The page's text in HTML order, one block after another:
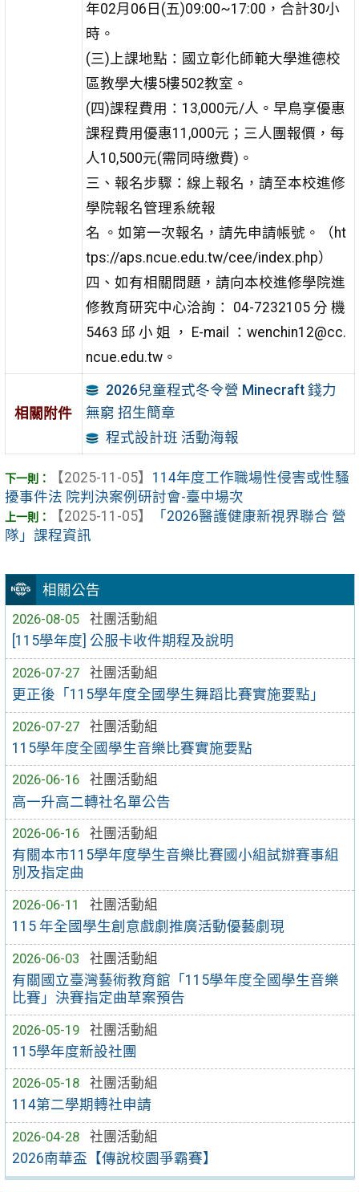
相關公告
2026-08-05
社團活動組
[115學年度] 公服卡收件期程及說明
2026-07-27
社團活動組
更正後「115學年度全國學生舞蹈比賽實施要點」
2026-07-27
社團活動組
115學年度全國學生音樂比賽實施要點
2026-06-16
社團活動組
高一升高二轉社名單公告
2026-06-16
社團活動組
有關本市115學年度學生音樂比賽國小組試辦賽事組
別及指定曲
2026-06-11
社團活動組
115 年全國學生創意戲劇推廣活動優藝劇現
2026-06-03
社團活動組
有關國立臺灣藝術教育館「115學年度全國學生音樂
比賽」決賽指定曲草案預告
2026-05-19
社團活動組
115學年度新設社團
2026-05-18
社團活動組
114第二學期轉社申請
2026-04-28
社團活動組
2026南華盃【傳說校園爭霸賽】
年02月06日(五)09:00~17:00，合計30小
時。
(三)上課地點：國立彰化師範大學進德校
區教學大樓5樓502教室。
(四)課程費用：13,000元/人。早鳥享優惠
課程費用優惠11,000元；三人團報價，每
人10,500元(需同時缴費)。
三、報名步驟：線上報名，請至本校進修
學院報名管理系統報
名 。如第一次報名，請先申請帳號。（ht
tps://aps.ncue.edu.tw/cee/index.php）
四、如有相關問題，請向本校進修學院進
修教育研究中心洽詢： 04-7232105 分 機
5463 邱 小 姐 ， E-mail ：wenchin12@cc.
ncue.edu.tw。
相關附件
2026兒童程式冬令營 Minecraft 錢力
無窮 招生簡章
程式設計班 活動海報
【2025-11-05】 114年度工作職場性侵害或性騷
擾事件法 院判決案例研討會-臺中場次
【2025-11-05】
「2026醫護健康新視界聯合 營
隊」課程資訊